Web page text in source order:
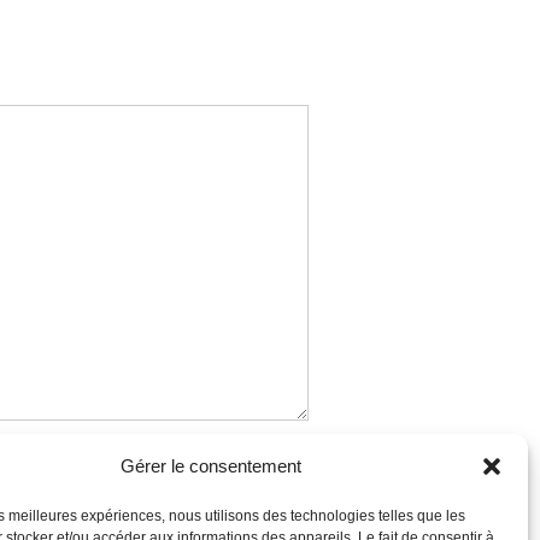
Gérer le consentement
meilleures expériences, nous utilisons des technologies telles que les